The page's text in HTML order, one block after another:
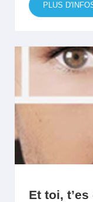
PLUS
Et toi,